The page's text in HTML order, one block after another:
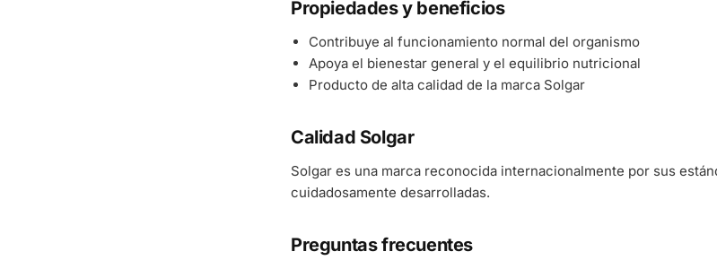
Propiedades y beneficios
Contribuye al funcionamiento normal del organismo
Apoya el bienestar general y el equilibrio nutricional
Producto de alta calidad de la marca Solgar
Calidad Solgar
Solgar es una marca reconocida internacionalmente por sus
cuidadosamente desarrolladas.
Preguntas frecuentes